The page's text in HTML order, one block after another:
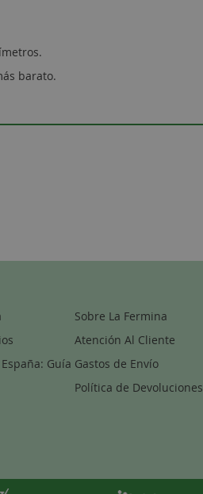
barato.
Guía
Sobre La Fermina
Atención Al Cliente
Gastos de Envío
Política de Devoluciones